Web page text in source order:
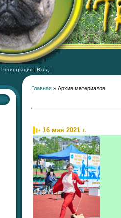
Регистрация | Вход |
Главная » Архив материалов
16 мая 2021 г.